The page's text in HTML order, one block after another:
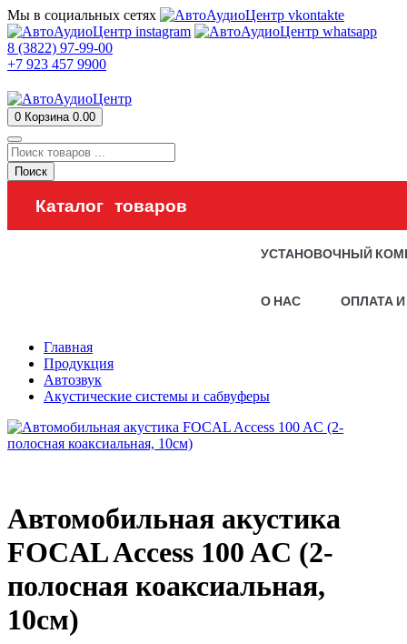
Мы в социальных сетях
8 (3822) 97-99-00
+7 923 457 9900
0 Корзина 0.00
Поиск
Каталог товаров
УСТАНОВОЧНЫЙ
О НАС ОПЛАТА
Главная
Продукция
Автозвук
Акустические системы и сабвуферы
Автомобильная акустика
FOCAL Access 100 AC (2-
полосная коаксиальная,
10см)